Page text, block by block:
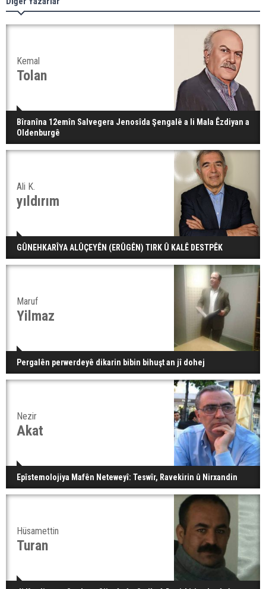
Kemal
Tolan
Bîranîna 12emîn Salvegera Jenosîda Şengalê a li Mala Êzdiyan a
Oldenburgê
Ali K.
yıldırım
GÛNEHKARÎYA ALÛÇEYÊN (ERÛGÊN) TIRK Û KALÊ DESTPÊK
Maruf
Yilmaz
Pergalên perwerdeyê dikarin bibin bihuşt an jî dohej
Nezir
Akat
Epîstemolojiya Mafên Neteweyî: Teswîr, Ravekirin û Nirxandin
Hüsamettin
Turan